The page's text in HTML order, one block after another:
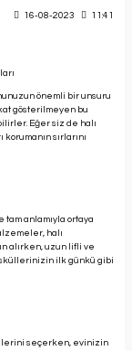
16-08-2023 11:41
önemli bir unsuru
gösterilmeyen bu
Eğer siz de halı
sırlarını
anlamıyla ortaya
halı
alırken, uzun lifli ve
ilk günkü gibi
seçerken, evinizin